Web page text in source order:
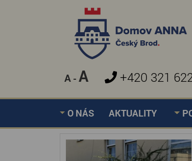
A - A +420 321 622
O NÁS AKTUALITY
Úvodní stránka » KUŽELKOVÝ